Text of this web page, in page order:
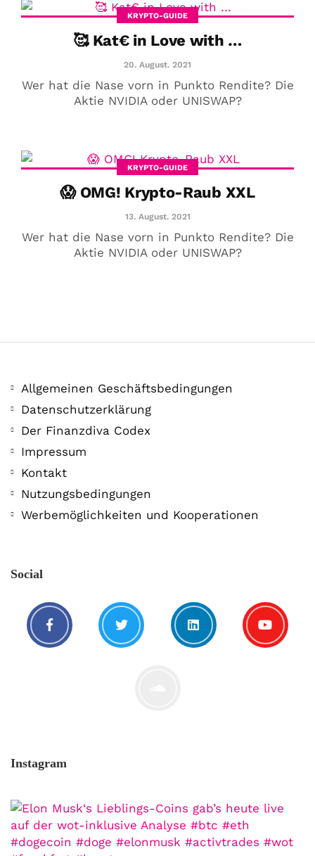
KRYPTO-GUIDE
🥰 Kat€ in Love with …
20. August. 2021
Wer hat die Nase vorn in Punkto Rendite? Die
Aktie NVIDIA oder UNISWAP?
KRYPTO-GUIDE
😱 OMG! Krypto-Raub XXL
13. August. 2021
Wer hat die Nase vorn in Punkto Rendite? Die
Aktie NVIDIA oder UNISWAP?
Allgemeinen Geschäftsbedingungen
Datenschutzerklärung
Der Finanzdiva Codex
Impressum
Kontakt
Nutzungsbedingungen
Werbemöglichkeiten und Kooperationen
Social
Instagram
Der Leserbrief der
Woche #2
hast du auch spezielle Fragen im Kopf?
Aber du hast dich bis jetzt nicht getraut sie
zu stellen? Kein Problem!...